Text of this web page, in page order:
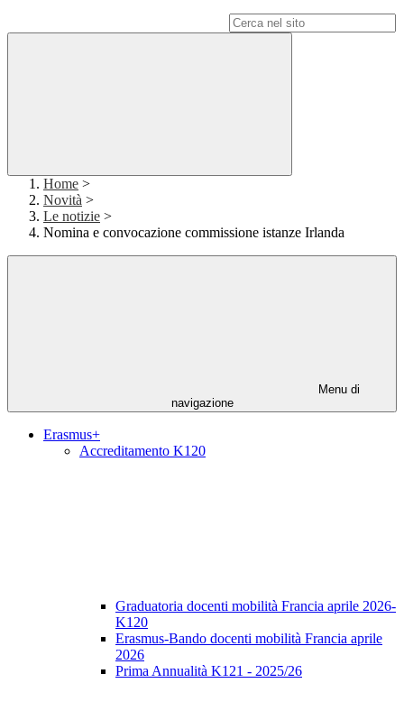
Home >
Novità >
Le notizie >
Nomina e convocazione commissione istanze Irlanda
Menu di
navigazione
Erasmus+
Accreditamento K120
Graduatoria docenti mobilità Francia aprile 2026-
K120
Erasmus-Bando docenti mobilità Francia aprile
2026
Prima Annualità K121 - 2025/26